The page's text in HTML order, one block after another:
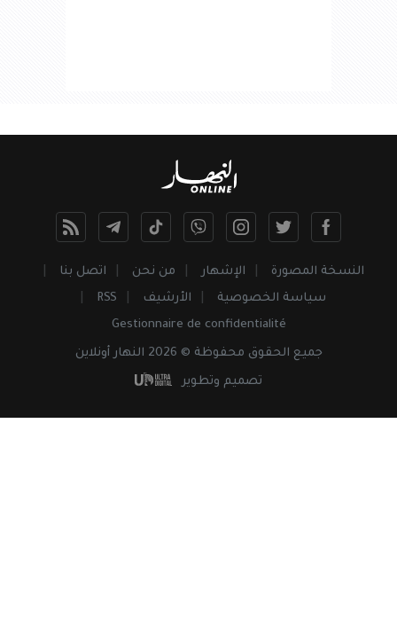
النسخة المصورة الإشهار من نحن
اتصل بنا
سياسة الخصوصية
الأرشيف
RSS
Gestionnaire de confidentialité
جميع الحقوق محفوظة © 2026 النهار أونلاين
تصميم وتطوير